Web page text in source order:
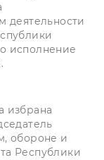
деятельности
исполнение
избрана
обороне и
Республики